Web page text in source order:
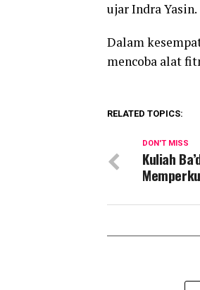
ujar Indra Yasin.
Dalam
mencoba alat
RELATED TOPICS:
DON'T MISS
Kuliah